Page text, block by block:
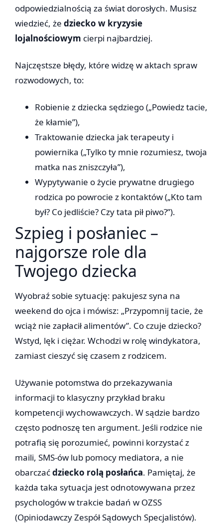
odpowiedzialnością za świat dorosłych. Musisz
wiedzieć, że dziecko w kryzysie
lojalnościowym cierpi najbardziej.
Najczęstsze błędy, które widzę w aktach spraw
rozwodowych, to:
Robienie z dziecka sędziego („Powiedz tacie,
że kłamie”),
Traktowanie dziecka jak terapeuty i
powiernika („Tylko ty mnie rozumiesz, twoja
matka nas zniszczyła”),
Wypytywanie o życie prywatne drugiego
rodzica po powrocie z kontaktów („Kto tam
był? Co jedliście? Czy tata pił piwo?”).
Szpieg i posłaniec –
najgorsze role dla
Twojego dziecka
Wyobraź sobie sytuację: pakujesz syna na
weekend do ojca i mówisz: „Przypomnij tacie, że
wciąż nie zapłacił alimentów”. Co czuje dziecko?
Wstyd, lęk i ciężar. Wchodzi w rolę windykatora,
zamiast cieszyć się czasem z rodzicem.
Używanie potomstwa do przekazywania
informacji to klasyczny przykład braku
kompetencji wychowawczych. W sądzie bardzo
często podnoszę ten argument. Jeśli rodzice nie
potrafią się porozumieć, powinni korzystać z
maili, SMS-ów lub pomocy mediatora, a nie
obarczaćdziecko rolą posłańca. Pamiętaj, że
każda taka sytuacja jest odnotowywana przez
psychologów w trakcie badań w OZSS
(Opiniodawczy Zespół Sądowych Specjalistów).